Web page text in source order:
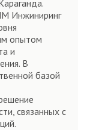
Инжиниринг
опытом
и
В
базой
связанных с